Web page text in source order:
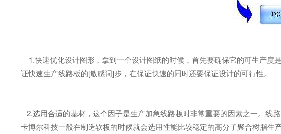
1.快速优化设计图形，拿到一个设计图纸的时候，首先要确保它的可生产度
证快速生产线路板的[敏感词]步，在保证快速的同时还要保证设计的可行性。
2.选用合适的基材，这个因子是生产加急线路板时非常重要的因素之一。线
卡博尔科技一般在制造软板的时候就会选用性能比较稳定的高分子聚合树脂生